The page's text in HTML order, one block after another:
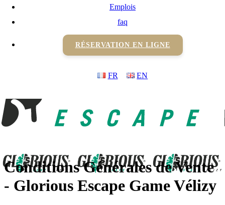
RÉSERVATION EN LIGNE
FR
Emplois
faq
RÉSERVATION EN LIGNE
FR EN
Conditions Générales de Vente
- Glorious Escape Game Vélizy